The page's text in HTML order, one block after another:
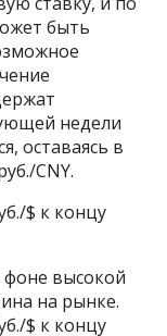
быть
недели
оставаясь в
CNY.
$ к концу
фоне высокой
на рынке.
$ к концу